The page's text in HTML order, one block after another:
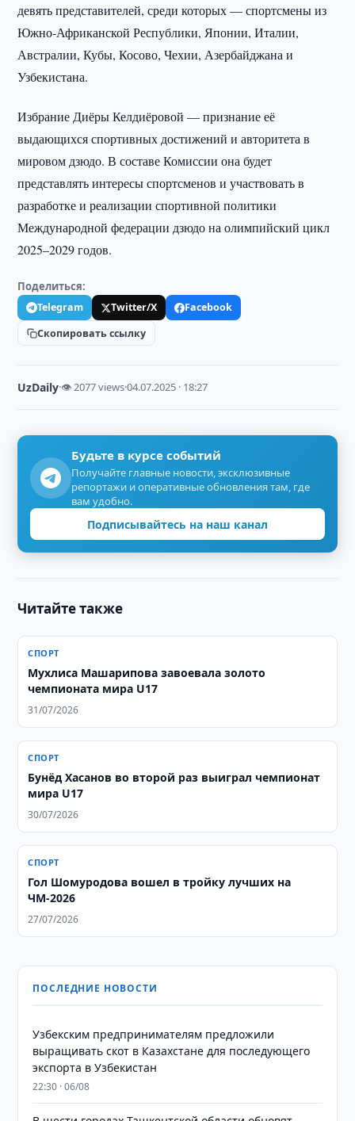
девять представителей, среди которых — спортсмены из
Южно-Африканской Республики, Японии, Италии,
Австралии, Кубы, Косово, Чехии, Азербайджана и
Узбекистана.
Избрание Диёры Келдиёровой — признание её
выдающихся спортивных достижений и авторитета в
мировом дзюдо. В составе Комиссии она будет
представлять интересы спортсменов и участвовать в
разработке и реализации спортивной политики
Международной федерации дзюдо на олимпийский цикл
2025–2029 годов.
Поделиться:
Telegram Twitter/X
Facebook
Скопировать ссылку
UzDaily·👁 2077 views·04.07.2025 · 18:27
Будьте в курсе событий
Получайте главные новости, эксклюзивные
репортажи и оперативные обновления там, где
вам удобно.
Подписывайтесь на наш канал
Читайте также
СПОРТ
Мухлиса Машарипова завоевала золото
чемпионата мира U17
31/07/2026
СПОРТ
Бунёд Хасанов во второй раз выиграл чемпионат
мира U17
30/07/2026
СПОРТ
Гол Шомуродова вошел в тройку лучших на
ЧМ-2026
27/07/2026
ПОСЛЕДНИЕ НОВОСТИ
Узбекским предпринимателям предложили
выращивать скот в Казахстане для последующего
экспорта в Узбекистан
22:30 · 06/08